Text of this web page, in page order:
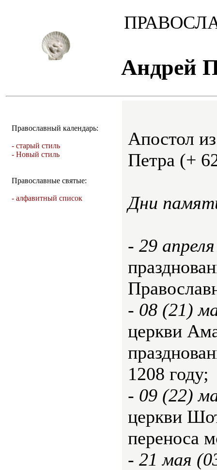
Андрей
Православный календарь:
- старый стиль
- Новый стиль
Православные святые:
- алфавитный список
Апостол
Петра (+
Дни
- 29
- 08 (21)
церкви
1208 году;
- 09 (22)
церкви
переноса
- 21 мая